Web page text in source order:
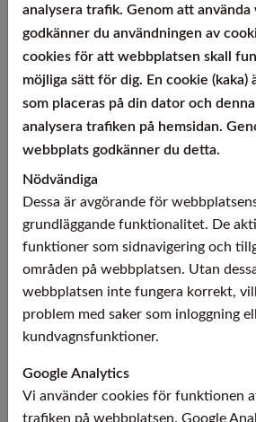
Fosfor [P] max.
0,040
Svavel [S]
0,15 – 0,30
Krom [Cr]
12,50 –
Molybden [Mo]
-
Nickel [Ni] max.
1,00
Brottgräns, Rm: 750 – 1000 MPa.
förekomma, se lagerdimensioner)
Utförande:
Draget, glödgat, slipat, polerat.
Tekniska egenskaper:
Rakhet: ≤ 0,5 mm / 1000 mm
Leveransform:
analysera trafik. Genom att
godkänner du användningen av
cookies för att webbplatsen skall
möjliga sätt för dig. En cookie (kaka)
som placeras på din dator och
analysera trafiken på hemsidan.
webbplats godkänner du detta.
Nödvändiga
Dessa är avgörande för
grundläggande funktionalitet. De
funktioner som sidnavigering och
områden på webbplatsen. Utan
webbplatsen inte fungera korrekt,
problem med saker som inloggning
kundvagnsfunktioner.
Google Analytics
Vi använder cookies för funktionen
trafiken på webbplatsen. Google